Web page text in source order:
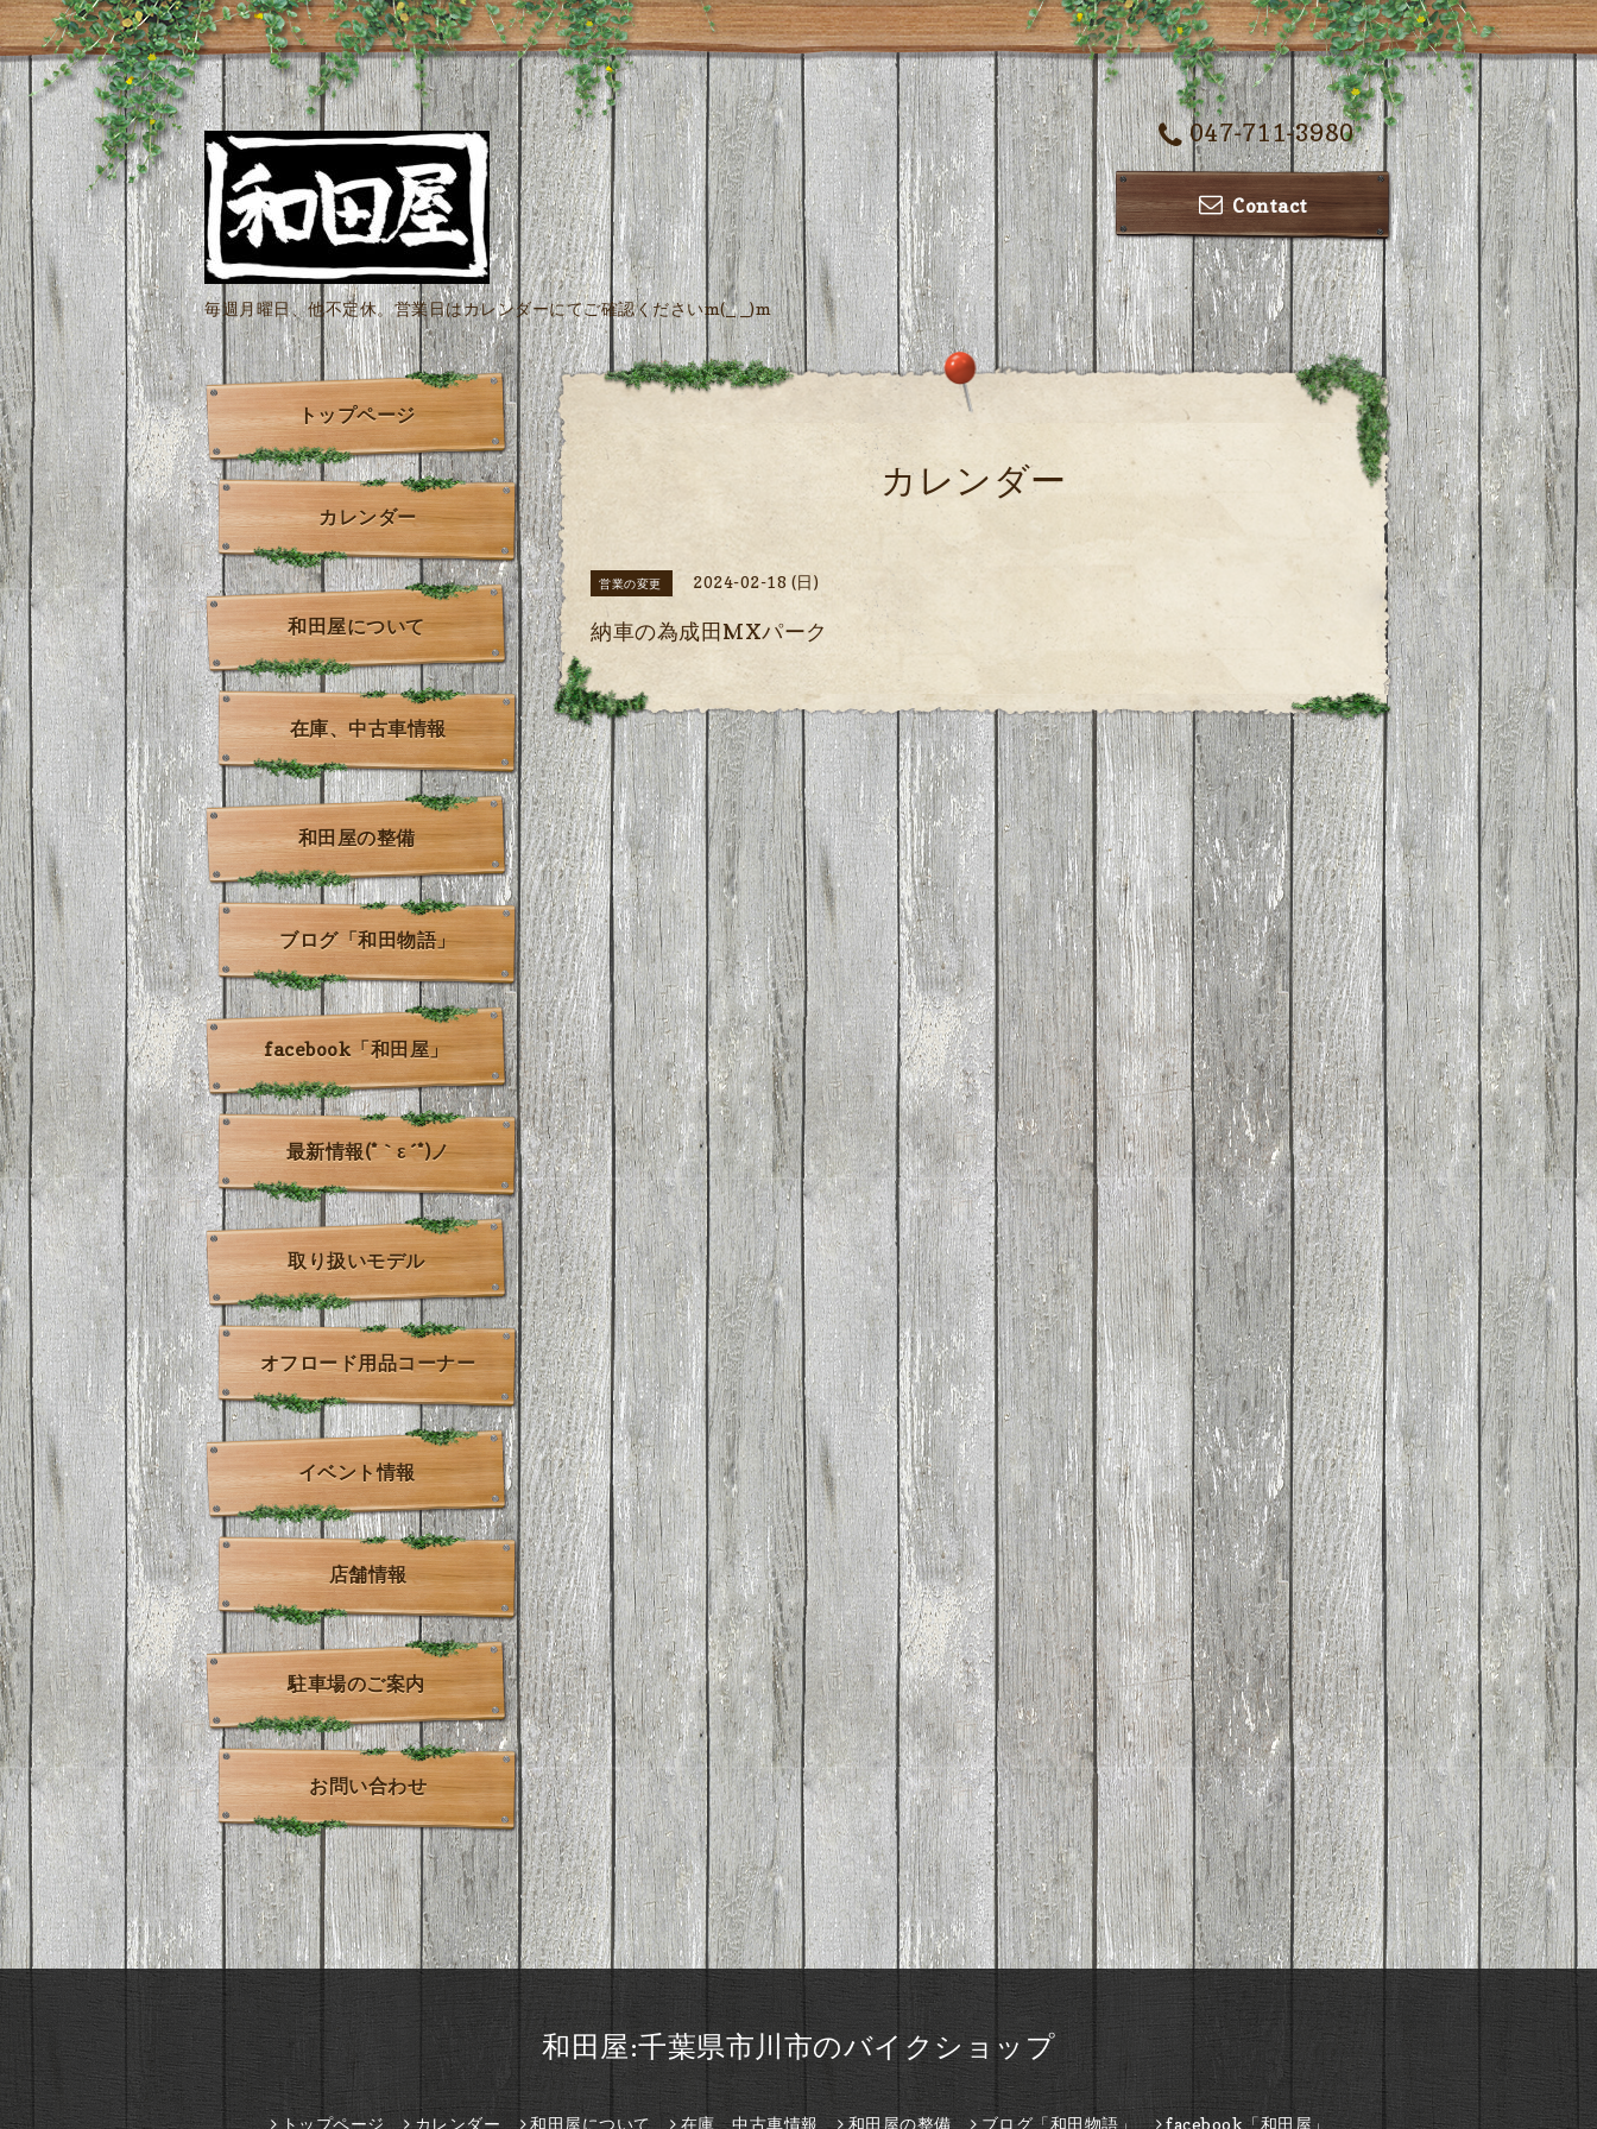
047-711-3980
Contact
毎週月曜日、他不定休。営業日はカレンダーにてご確認くださいm(_ _)m
カレンダー
営業の変更 2024-02-18 (日)
納車の為成田MXパーク
トップページ
カレンダー
和田屋について
在庫、中古車情報
和田屋の整備
ブログ「和田物語」
facebook「和田屋」
最新情報(*｀ε´*)ノ
取り扱いモデル
オフロード用品コーナー
イベント情報
店舗情報
駐車場のご案内
お問い合わせ
和田屋:千葉県市川市のバイクショップ
トップページ カレンダー 和田屋について 在庫、中古車情報 和田屋の整備 ブログ「和田物語」 facebook「和田屋」